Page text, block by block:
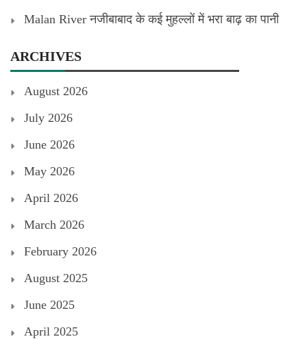
Malan River नजीबाबाद के कई मुहल्लों में भरा बाढ़ का पानी
ARCHIVES
August 2026
July 2026
June 2026
May 2026
April 2026
March 2026
February 2026
August 2025
June 2025
April 2025